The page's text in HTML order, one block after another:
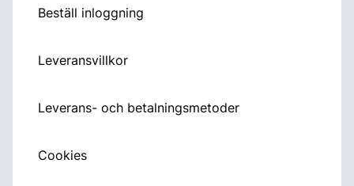
Beställ inloggning
Leveransvillkor
Leverans- och betalningsmetoder
Cookies